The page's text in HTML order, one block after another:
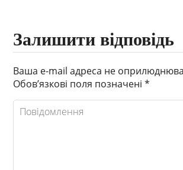
Залишити відповідь
Ваша e-mail адреса не
Обов’язкові поля позначені*